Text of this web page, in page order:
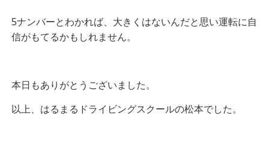
5ナンバーとわかれば、大きくはないんだと思い運転に自
信がもてるかもしれません。
本日もありがとうございました。
以上、はるまるドライビングスクールの松本でした。